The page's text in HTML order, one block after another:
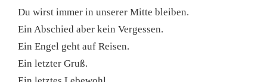
Du wirst immer in unserer Mitte bleiben.
Ein Abschied aber kein Vergessen.
Ein Engel geht auf Reisen.
Ein letzter Gruß.